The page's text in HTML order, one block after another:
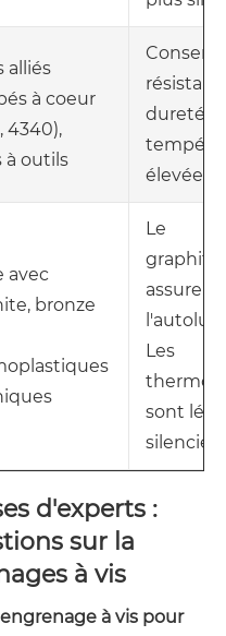
alliés
à coeur
4340),
à outils
dureté à
élevées.
avec
bronze
Le
assure
Les
sont
d'experts :
sur la
à vis
à vis pour